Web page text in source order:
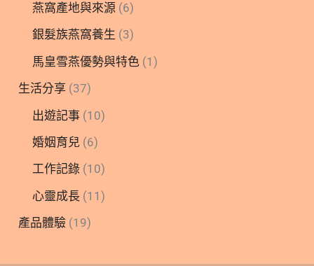
燕窩產地與來源 (6)
銀髮族燕窩養生 (3)
馬皇雪燕優勢與特色 (1)
生活分享 (37)
出遊記事 (10)
婚姻育兒 (6)
工作記錄 (10)
心靈成長 (11)
產品體驗 (19)